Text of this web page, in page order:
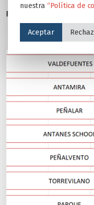
RESUMEN PUNTOS
nuestra “Política de
Aceptar